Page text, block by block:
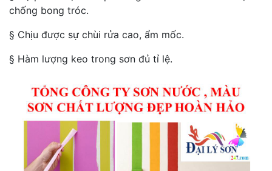
chống bong tróc.
§ Chịu được sự chùi rửa cao, ẩm mốc.
§ Hàm lượng keo trong sơn đủ tỉ lệ.